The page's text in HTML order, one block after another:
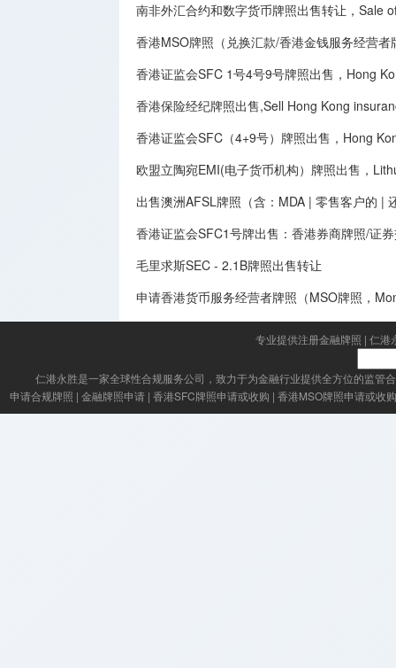
南非外汇合约和数字货币牌照出售转让，Sale
香港MSO牌照（兑换汇款/香港金钱服务经营者牌
香港证监会SFC 1号4号9号牌照出售，Hong
香港保险经纪牌照出售,Sell Hong Kong
香港证监会SFC（4+9号）牌照出售，Hong
欧盟立陶宛EMI(电子货币机构）牌照出售，
出售澳洲AFSL牌照（含：MDA | 零售客户的 |
香港证监会SFC1号牌出售：香港券商牌照/证
毛里求斯SEC - 2.1B牌照出售转让
申请香港货币服务经营者牌照（MSO牌照，
专业提供注册金融牌照 | 仁港
仁港永胜是一家全球性合规服务公司，致力于为金融行业提供全方位的监管
申请合规牌照 | 金融牌照申请 | 香港SFC牌照申请或收购 | 香港MSO牌照申请或收购